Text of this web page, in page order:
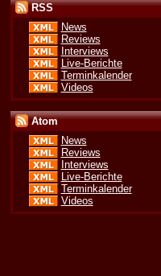
RSS
News
Reviews
Interviews
Live-Berichte
Terminkalender
Videos
Atom
News
Reviews
Interviews
Live-Berichte
Terminkalender
Videos